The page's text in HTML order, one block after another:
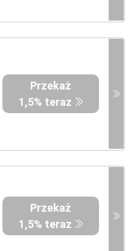
Przekaż
1,5% teraz
Przekaż
1,5% teraz